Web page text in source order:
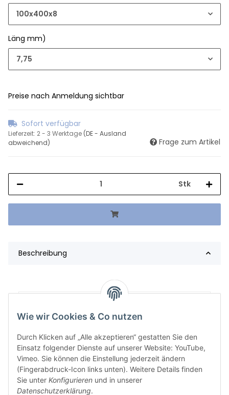
100x400x8
Läng mm)
7,75
Preise nach Anmeldung sichtbar
Sofort verfügbar
Lieferzeit: 2 - 3 Werktage (DE - Ausland
abweichend)
Frage zum Artikel
Stk
Beschreibung
458,03
Wie wir Cookies & Co nutzen
Durch Klicken auf „Alle akzeptieren“ gestatten Sie den
Einsatz folgender Dienste auf unserer Website: YouTube,
Vimeo. Sie können die Einstellung jederzeit ändern
(Fingerabdruck-Icon links unten). Weitere Details finden
Sie unter Konfigurieren und in unserer
Datenschutzerklärung.